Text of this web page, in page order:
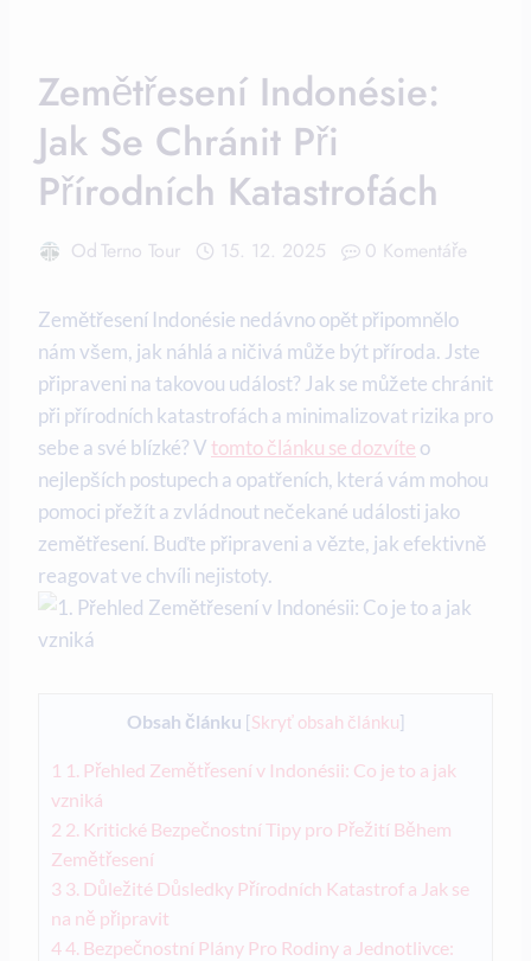
Zemětřesení Indonésie:
Jak Se Chránit Při
Přírodních Katastrofách
OdTerno Tour 15. 12. 2025 0 Komentáře
Zemětřesení Indonésie nedávno opět připomnělo
nám všem, jak náhlá a ničivá může být příroda. Jste
připraveni na takovou událost? Jak se můžete chránit
při přírodních katastrofách a minimalizovat rizika pro
sebe a své blízké? V tomto článku se dozvíte o
nejlepších postupech a opatřeních, která vám mohou
pomoci přežít a zvládnout nečekané události jako
zemětřesení. Buďte připraveni a vězte, jak efektivně
reagovat ve chvíli nejistoty.
Obsah článku [Skryť obsah článku]
1 1. Přehled Zemětřesení v Indonésii: Co je to a jak
vzniká
2 2. Kritické Bezpečnostní Tipy pro Přežití Během
Zemětřesení
3 3. Důležité Důsledky Přírodních Katastrof a Jak se
na ně připravit
4 4. Bezpečnostní Plány Pro Rodiny a Jednotlivce: